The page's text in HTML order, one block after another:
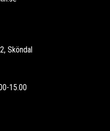
Sköndal
15.00